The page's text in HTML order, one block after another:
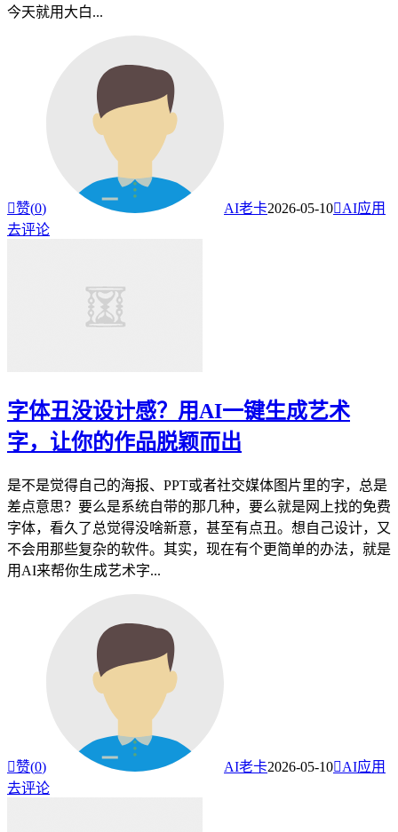
今天就用大白...
赞(0) AI老卡2026-05-10AI应用
去评论
字体丑没设计感？用AI一键生成艺术
字，让你的作品脱颖而出
是不是觉得自己的海报、PPT或者社交媒体图片里的字，总是
差点意思？要么是系统自带的那几种，要么就是网上找的免费
字体，看久了总觉得没啥新意，甚至有点丑。想自己设计，又
不会用那些复杂的软件。其实，现在有个更简单的办法，就是
用AI来帮你生成艺术字...
赞(0) AI老卡2026-05-10AI应用
去评论